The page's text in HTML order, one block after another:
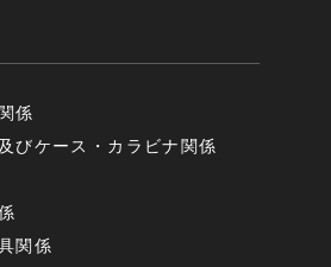
係
びケース・カラビナ関係
関係